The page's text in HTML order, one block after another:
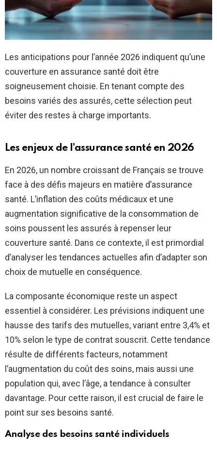
Les anticipations pour l’année 2026 indiquent qu’une
couverture en assurance santé doit être
soigneusement choisie. En tenant compte des
besoins variés des assurés, cette sélection peut
éviter des restes à charge importants.
Les enjeux de l’assurance santé en 2026
En 2026, un nombre croissant de Français se trouve
face à des défis majeurs en matière d’assurance
santé. L’inflation des coûts médicaux et une
augmentation significative de la consommation de
soins poussent les assurés à repenser leur
couverture santé. Dans ce contexte, il est primordial
d’analyser les tendances actuelles afin d’adapter son
choix de mutuelle en conséquence.
La composante économique reste un aspect
essentiel à considérer. Les prévisions indiquent une
hausse des tarifs des mutuelles, variant entre 3,4% et
10% selon le type de contrat souscrit. Cette tendance
résulte de différents facteurs, notamment
l’augmentation du coût des soins, mais aussi une
population qui, avec l’âge, a tendance à consulter
davantage. Pour cette raison, il est crucial de faire le
point sur ses besoins santé.
Analyse des besoins santé individuels